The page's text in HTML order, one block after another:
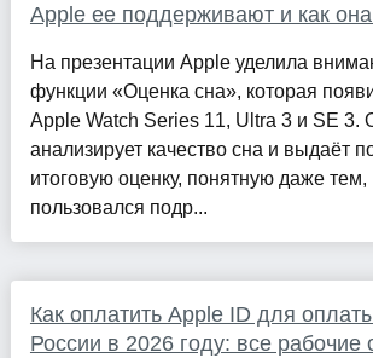
Apple ее поддерживают и как она
На презентации Apple уделила
функции «Оценка сна», которая
Apple Watch Series 11, Ultra 3 и SE 3.
анализирует качество сна и выдаёт
итоговую оценку, понятную даже
пользовался подр...
Как оплатить Apple ID для
России в 2026 году: все рабочие